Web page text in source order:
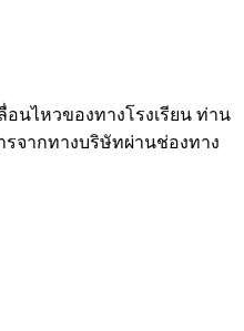
อนไหวของทางโรงเรียน ท่าน
รจากทางบริษัทผ่านช่องทาง